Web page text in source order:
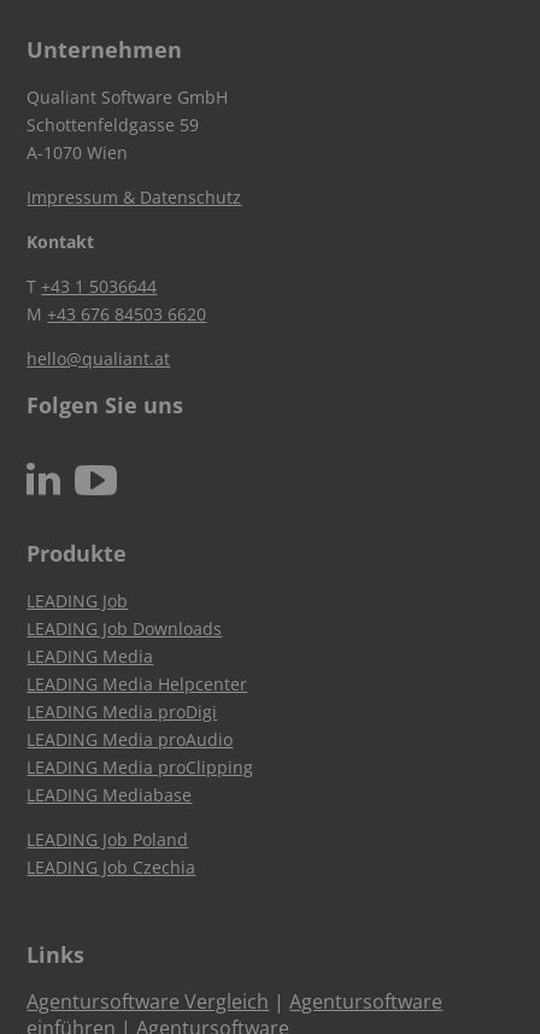
Unternehmen
Qualiant Software GmbH
Schottenfeldgasse 59
A-1070 Wien
Impressum & Datenschutz
Kontakt
T+43 1 5036644
M+43 676 84503 6620
hello@qualiant.at
Folgen Sie uns
N c
Produkte
LEADING Job
LEADING Job Downloads
LEADING Media
LEADING Media Helpcenter
LEADING Media proDigi
LEADING Media proAudio
LEADING Media proClipping
LEADING Mediabase
LEADING Job Poland
LEADING Job Czechia
Links
Agentursoftware Vergleich |Agentursoftware
einführen |Agentursoftware